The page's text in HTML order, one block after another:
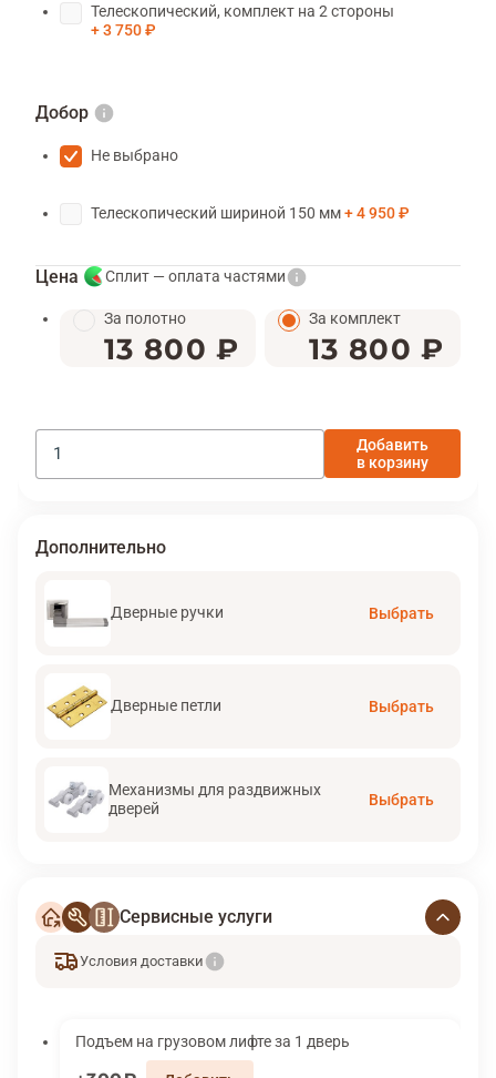
Телескопический, комплект на 2 стороны
3 750 ₽
Добор
Не выбрано
Телескопический шириной 150 мм 4 950 ₽
Цена Сплит — оплата частями
За полотно
13 800 ₽
За комплект
13 800 ₽
Добавить
в корзину
Дополнительно
Дверные ручки Выбрать
Дверные петли Выбрать
Механизмы для раздвижных
дверей
Выбрать
Сервисные услуги
Условия доставки
Подъем на грузовом лифте за 1 дверь